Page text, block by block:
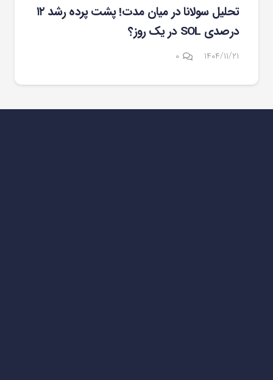
تحلیل سولانا در میان مدت! پشت پرده رشد ۱۲
درصدی SOL در یک روز؟
۱۴۰۴/۱۱/۲۱ ۰